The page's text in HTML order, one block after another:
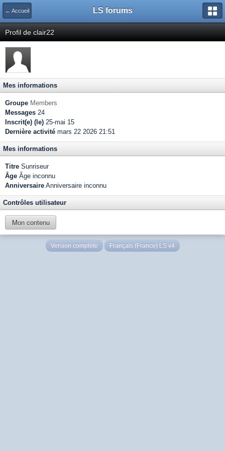
← Accueil LS forums
Profil de clair22
Mes informations
Groupe Members
Messages 24
Inscrit(e) (le) 25-mai 15
Dernière activité mars 22 2026 21:51
Mes informations
Titre Sunriseur
Âge Âge inconnu
Anniversaire Anniversaire inconnu
Contrôles utilisateur
Mon contenu
Version complète Français (France) LS v4